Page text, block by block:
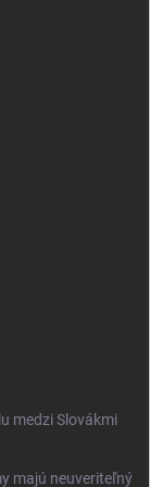
medzi Slovákmi
majú neuveriteľný